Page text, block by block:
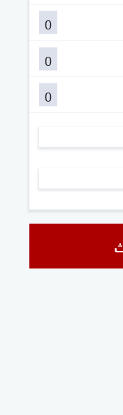
0
0
0